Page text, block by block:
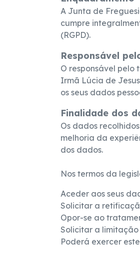
A Junta de
cumpre
(RGPD).
Responsável
O responsável pelo
Irmã Lúcia de
os seus dados
Finalidade dos
Os dados
melhoria da
dos dados.
Nos termos da
Aceder aos seus
Solicitar a
Opor-se ao
Solicitar a
Poderá exercer